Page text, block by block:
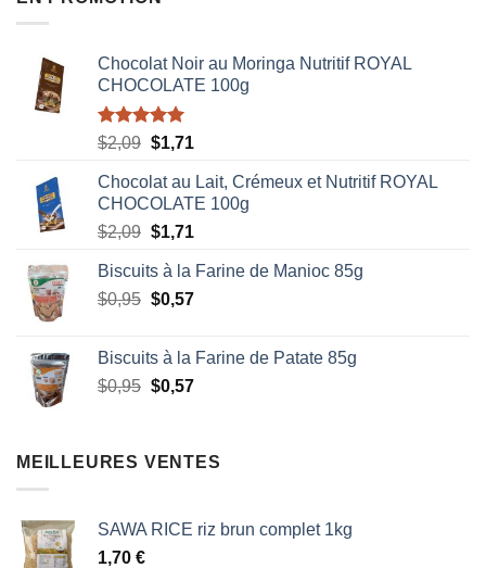
Chocolat Noir au Moringa Nutritif ROYAL
CHOCOLATE 100g
Note5.00
$2,09 Le
initial
était :
$2,09.
$1,71
actuel
est :
$1,71.
Chocolat au Lait, Crémeux et Nutritif ROYAL
CHOCOLATE 100g
$2,09 Le
initial
était :
$1,71
actuel
est :
Biscuits à la Farine de Manioc 85g
$0,95 Le
était :
$0,95.
$0,57Le
est :
$0,57.
Biscuits à la Farine de Patate 85g
$0,95 Le
était :
$0,57Le
est :
MEILLEURES VENTES
SAWA RICE riz brun complet 1kg
1,70 €